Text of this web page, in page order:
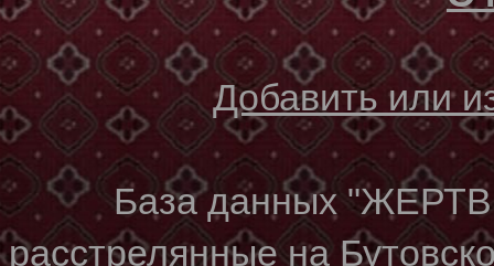
Добавить или
База данных
расстрелянные на